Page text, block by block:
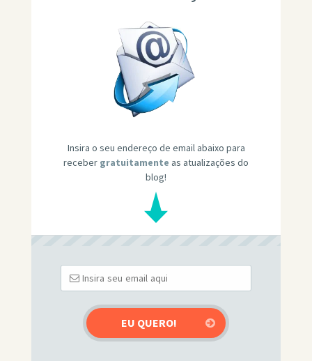
Insira o seu endereço de email abaixo para
receber gratuitamente as atualizações do
blog!